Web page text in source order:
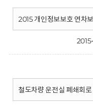
2015 개인정보보호 연차
철도차량 운전실 폐쇄회